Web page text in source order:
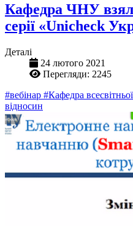
Кафедра ЧНУ
серії «Unicheck
Деталі
24 лютого 2021
Перегляди: 2245
#вебінар #Кафедра
відносин